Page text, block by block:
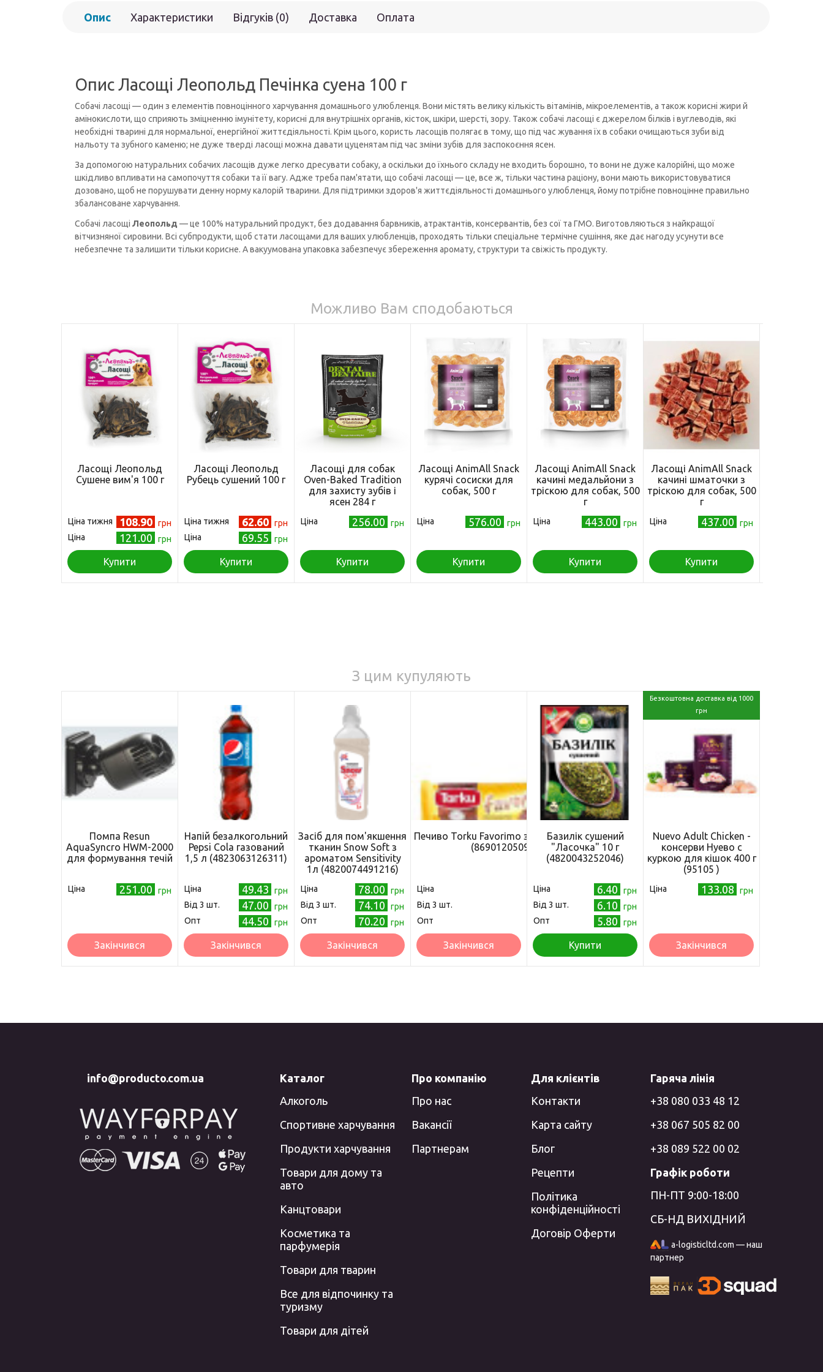
Опис Характеристики Відгуків (0) Доставка Оплата
Опис Ласощі Леопольд Печінка суена 100 г
Собачі ласощі — один з елементів повноцінного харчування домашнього улюбленця. Вони містять велику кількість вітамінів, мікроелементів, а також корисні жири й
амінокислоти, що сприяють зміцненню імунітету, корисні для внутрішніх органів, кісток, шкіри, шерсті, зору. Також собачі ласощі є джерелом білків і вуглеводів, які
необхідні тварині для нормальної, енергійної життєдіяльності. Крім цього, користь ласощів полягає в тому, що під час жування їх в собаки очищаються зуби від
нальоту та зубного каменю; не дуже тверді ласощі можна давати цуценятам під час зміни зубів для заспокоєння ясен.
За допомогою натуральних собачих ласощів дуже легко дресувати собаку, а оскільки до їхнього складу не входить борошно, то вони не дуже калорійні, що може
шкідливо впливати на самопочуття собаки та її вагу. Адже треба пам'ятати, що собачі ласощі — це, все ж, тільки частина раціону, вони мають використовуватися
дозовано, щоб не порушувати денну норму калорій тварини. Для підтримки здоров'я життєдіяльності домашнього улюбленця, йому потрібне повноцінне правильно
збалансоване харчування.
Собачі ласощі Леопольд — це 100% натуральний продукт, без додавання барвників, атрактантів, консервантів, без сої та ГМО. Виготовляються з найкращої
вітчизняної сировини. Всі субпродукти, щоб стати ласощами для ваших улюбленців, проходять тільки спеціальне термічне сушіння, яке дає нагоду усунути все
небезпечне та залишити тільки корисне. А вакуумована упаковка забезпечує збереження аромату, структури та свіжість продукту.
Можливо Вам сподобаються
Ласощі Леопольд
Сушене вим'я 100 г
Ціна тижня 108.90 грн
Ціна
121.00 грн
Купити
Ласощі Леопольд
Рубець сушений 100 г
Ціна тижня 62.60 грн
Ціна
69.55 грн
Купити
Ласощі для собак
Oven-Baked Tradition
для захисту зубів і
ясен 284 г
Ціна 256.00 грн
Купити
Ласощі AnimAll Snack
курячі сосиски для
собак, 500 г
Ціна 576.00 грн
Купити
Ласощі AnimAll Snack
качині медальйони з
тріскою для собак, 500
г
Ціна 443.00 грн
Купити
Ласощі AnimAll Snack
качині шматочки з
тріскою для собак, 500
г
Ціна 437.00 грн
Купити
З цим купуляють
Помпа Resun
AquaSyncro HWM-2000
для формування течій
Ціна 251.00 грн
Закінчився
Напій безалкогольний
Pepsi Cola газований
1,5 л (4823063126311)
Ціна 49.43
грн
Від 3 шт.
47.00
грн
Опт
44.50 грн
Закінчився
Засіб для пом'якшення
тканин Snow Soft з
ароматом Sensitivity
1л (4820074491216)
Ціна 78.00
грн
Від 3 шт.
74.10
грн
Опт
70.20 грн
Закінчився
Печиво Torku Favorіmo з шоколадом 61г
(8690120509792)
Ціна
грн
Від 3 шт.
5.50
грн
Опт
грн
Закінчився
Базилік сушений
"Ласочка" 10 г
(4820043252046)
Ціна 6.40
грн
Від 3 шт.
6.10
грн
Опт
5.80 грн
Купити
Безкоштовна доставка від 1000
грн
Nuevo Adult Chicken -
консерви Нуево с
куркою для кішок 400 г
(95105 )
Ціна 133.08 грн
Закінчився
info@producto.com.ua
Каталог
Алкоголь
Спортивне харчування
Продукти харчування
Товари для дому та
авто
Канцтовари
Косметика та
парфумерія
Товари для тварин
Все для відпочинку та
туризму
Товари для дітей
Про компанію
Про нас
Вакансії
Партнерам
Для клієнтів
Контакти
Карта сайту
Блог
Рецепти
Політика
конфіденційності
Договір Оферти
Гаряча лінія
+38 080 033 48 12
+38 067 505 82 00
+38 089 522 00 02
Графік роботи
ПН-ПТ 9:00-18:00
СБ-НД ВИХІДНИЙ
a-logisticltd.com — наш
партнер